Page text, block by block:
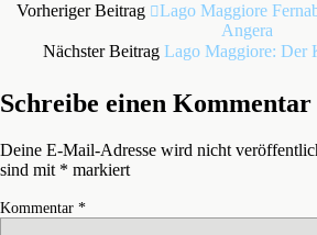
Vorheriger Beitrag
Lago Maggiore
Angera
Nächster Beitrag Lago Maggiore: Der
Schreibe einen Kommentar
Deine E-Mail-Adresse wird nicht
sind mit * markiert
Kommentar *